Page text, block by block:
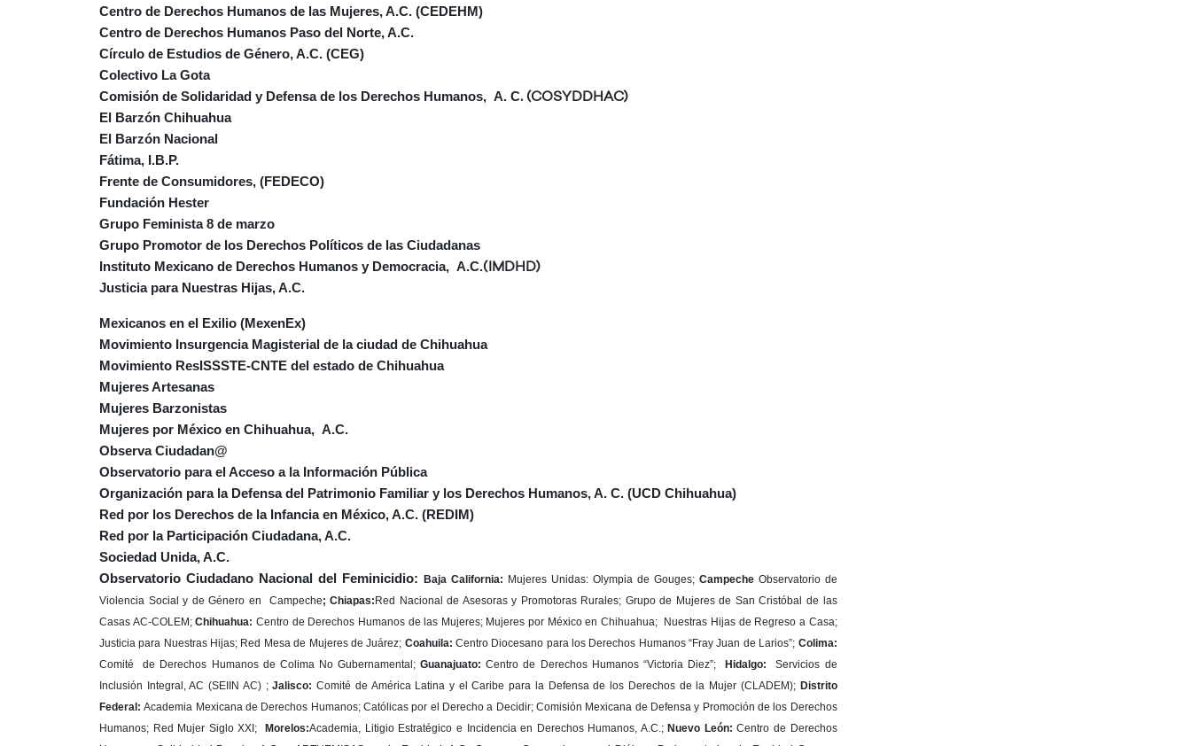
Centro de Derechos Humanos de las Mujeres, A.C. (CEDEHM)
Centro de Derechos Humanos Paso del Norte, A.C.
Círculo de Estudios de Género, A.C. (CEG)
Colectivo La Gota
Comisión de Solidaridad y Defensa de los Derechos Humanos, A. C. (COSYDDHAC)
El Barzón Chihuahua
El Barzón Nacional
Fátima, I.B.P.
Frente de Consumidores, (FEDECO)
Fundación Hester
Grupo Feminista 8 de marzo
Grupo Promotor de los Derechos Políticos de las Ciudadanas
Instituto Mexicano de Derechos Humanos y Democracia, A.C.(IMDHD)
Justicia para Nuestras Hijas, A.C.
Mexicanos en el Exilio (MexenEx)
Movimiento Insurgencia Magisterial de la ciudad de Chihuahua
Movimiento ResISSSTE-CNTE del estado de Chihuahua
Mujeres Artesanas
Mujeres Barzonistas
Mujeres por México en Chihuahua, A.C.
Observa Ciudadan@
Observatorio para el Acceso a la Información Pública
Organización para la Defensa del Patrimonio Familiar y los Derechos Humanos, A. C. (UCD Chihuahua)
Red por los Derechos de la Infancia en México, A.C. (REDIM)
Red por la Participación Ciudadana, A.C.
Sociedad Unida, A.C.
Observatorio Ciudadano Nacional del Feminicidio:
Baja California: Mujeres Unidas: Olympia de Gouges; Campeche Observatorio de
Violencia Social y de Género en Campeche; Chiapas: Red Nacional de Asesoras y Promotoras Rurales; Grupo de Mujeres de San Cristóbal de las
Casas AC-COLEM;Chihuahua: Centro de Derechos Humanos de las Mujeres; Mujeres por México en Chihuahua; Nuestras Hijas de Regreso a Casa;
Justicia para Nuestras Hijas; Red Mesa de Mujeres de Juárez; Coahuila: Centro Diocesano para los Derechos Humanos “Fray Juan de Larios”; Colima:
Comité de Derechos Humanos de Colima No Gubernamental;Guanajuato:Centro de Derechos Humanos “Victoria Diez”; Hidalgo: Servicios de
Inclusión Integral, AC (SEIIN AC) ;Jalisco:Comité de América Latina y el Caribe para la Defensa de los Derechos de la Mujer (CLADEM); Distrito
Federal:Academia Mexicana de Derechos Humanos; Católicas por el Derecho a Decidir; Comisión Mexicana de Defensa y Promoción de los Derechos
Humanos; Red Mujer Siglo XXI;
Morelos:Academia, Litigio Estratégico e Incidencia en Derechos Humanos, A.C.; Nuevo León: Centro de Derechos